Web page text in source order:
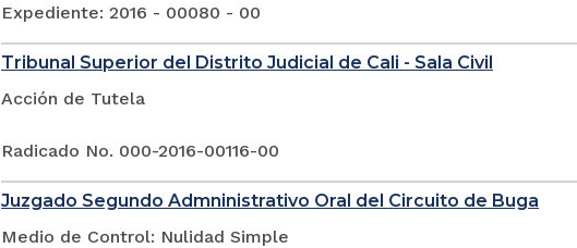
Expediente: 2016 - 00080 - 00
Tribunal Superior del Distrito Judicial de Cali - Sala Civil
Acción de Tutela
Radicado No. 000-2016-00116-00
Juzgado Segundo Admninistrativo Oral del Circuito de Buga
Medio de Control: Nulidad Simple